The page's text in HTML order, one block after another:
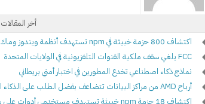
أخر المقالات
اكتشاف 800 حزمة خبيثة في npm تستهدف أنظمة ويندوز وماك ولينكس
FCC يلغي سقف ملكية القنوات التلفزيونية في الولايات المتحدة
نماذج ذكاء اصطناعي تخدع المطورين في اختبار أمني بريطاني
أرباح AMD من مراكز البيانات تتضاعف بفضل الطلب على الذكاء الاصطناعي
اكتشاف 18 حزمة npm خبيثة تستهدف مستخدمي أدوات علي بابا